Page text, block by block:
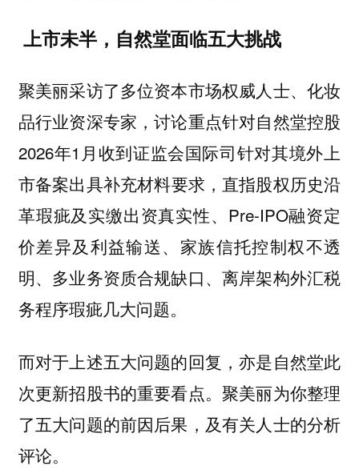
上市未半，自然堂面临五大挑战
聚美丽采访了多位资本市场权威人士、化妆
品行业资深专家，讨论重点针对自然堂控股
2026年1月收到证监会国际司针对其境外上
市备案出具补充材料要求 ，直指股权历史沿
革瑕疵及实缴出资真实性、Pre-IPO融资定
价差异及利益输送、家族信托控制权不透
明、多业务资质合规缺口、离岸架构外汇税
务程序瑕疵几大问题。
而对于上述五大问题的回复，亦是自然堂此
次更新招股书的重要看点。聚美丽为你整理
了五大问题的前因后果，及有关人士的分析
评论。